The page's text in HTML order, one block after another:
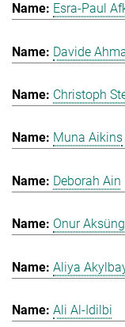
Esra-Paul
Davide
Christoph
Muna Aikins
Deborah Ain
Onur
Aliya
Ali Al-Idilbi